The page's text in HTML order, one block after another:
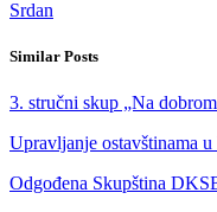
Srdan
Similar Posts
3. stručni skup „Na
Upravljanje ostavštinama
Odgođena Skupština